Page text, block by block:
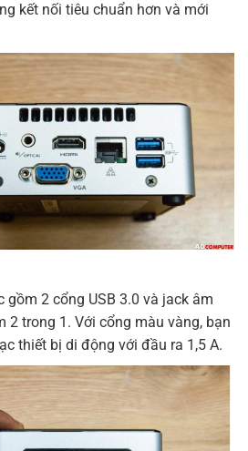
kết nối tiêu chuẩn hơn và mới
gồm 2 cổng USB 3.0 và jack âm
2 trong 1. Với cổng màu vàng, bạn
thiết bị di động với đầu ra 1,5 A.